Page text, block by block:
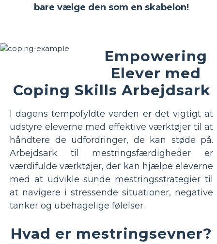
bare vælge den som en skabelon!
Empowering
Elever med
Coping Skills Arbejdsark
I dagens tempofyldte verden er det vigtigt at
udstyre eleverne med effektive værktøjer til at
håndtere de udfordringer, de kan støde på.
Arbejdsark til mestringsfærdigheder er
værdifulde værktøjer, der kan hjælpe eleverne
med at udvikle sunde mestringsstrategier til
at navigere i stressende situationer, negative
tanker og ubehagelige følelser.
Hvad er mestringsevner?